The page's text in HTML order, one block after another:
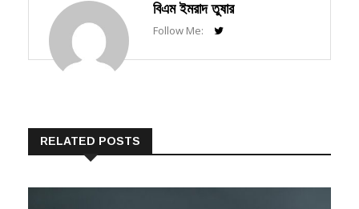
বিএম ইমরাদ তুষার
Follow Me:
RELATED POSTS